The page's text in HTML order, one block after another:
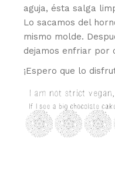
aguja, ésta salga
Lo sacamos del
mismo molde.
dejamos enfriar por
¡Espero que lo